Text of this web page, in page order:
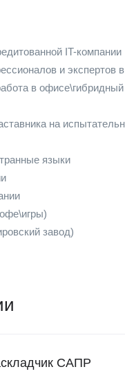
IT-компании
и экспертов
в
на
языки
завод)
САПР